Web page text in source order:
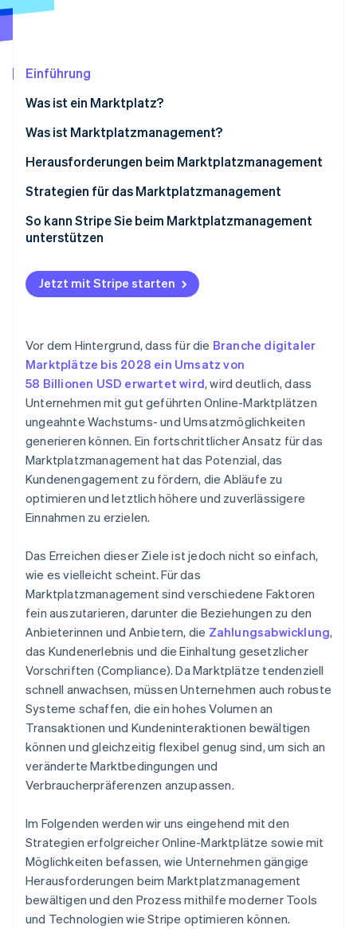
Climate
CO₂-Entnahme
Identity
Stripe-Sessions 2026
Erfahren Sie, wie Stripe Lösungen für
Einführung
Was ist ein Marktplatz?
Was ist Marktplatzmanagement?
Herausforderungen beim Marktplatzmanagement
Strategien für das Marktplatzmanagement
So kann Stripe Sie beim Marktplatzmanagement
unterstützen
Jetzt mit Stripe starten
Vor dem Hintergrund, dass für die Branche digitaler
Marktplätze bis 2028 ein Umsatz von
58 Billionen USD erwartet wird, wird deutlich, dass
Unternehmen mit gut geführten Online-Marktplätzen
ungeahnte Wachstums- und Umsatzmöglichkeiten
generieren können. Ein fortschrittlicher Ansatz für das
Marktplatzmanagement hat das Potenzial, das
Kundenengagement zu fördern, die Abläufe zu
optimieren und letztlich höhere und zuverlässigere
Einnahmen zu erzielen.
Das Erreichen dieser Ziele ist jedoch nicht so einfach,
wie es vielleicht scheint. Für das
Marktplatzmanagement sind verschiedene Faktoren
fein auszutarieren, darunter die Beziehungen zu den
Anbieterinnen und Anbietern, die Zahlungsabwicklung,
das Kundenerlebnis und die Einhaltung gesetzlicher
Vorschriften (Compliance). Da Marktplätze tendenziell
schnell anwachsen, müssen Unternehmen auch robuste
Systeme schaffen, die ein hohes Volumen an
Transaktionen und Kundeninteraktionen bewältigen
können und gleichzeitig flexibel genug sind, um sich an
veränderte Marktbedingungen und
Verbraucherpräferenzen anzupassen.
Im Folgenden werden wir uns eingehend mit den
Strategien erfolgreicher Online-Marktplätze sowie mit
Möglichkeiten befassen, wie Unternehmen gängige
Herausforderungen beim Marktplatzmanagement
bewältigen und den Prozess mithilfe moderner Tools
und Technologien wie Stripe optimieren können.